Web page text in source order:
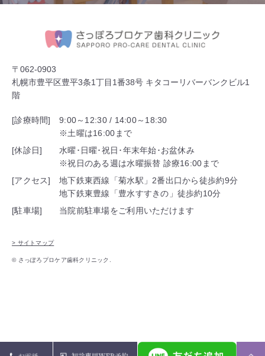
〒062-0903
札幌市豊平区豊平3条1丁目1番38号 キタコーリバーバンクビル1
階
[診療時間]
9:00～12:30 / 14:00～18:30
※土曜は16:00まで
[休診日]
水曜･日曜･祝日･年末年始･お盆休み
※祝日のある週は水曜振替 診療16:00まで
[アクセス]
地下鉄東西線「菊水駅」2番出口から徒歩約9分
地下鉄東豊線「豊水すすきの」徒歩約10分
[駐車場]
当院前駐車場をご利用いただけます
> サイトマップ
© さっぽろプロケア歯科クリニック.